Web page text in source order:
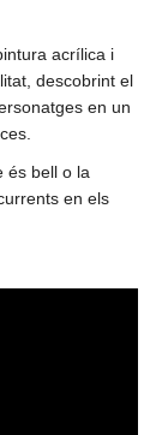
acrílica i
descobrint el
en un
és bell o la
en els